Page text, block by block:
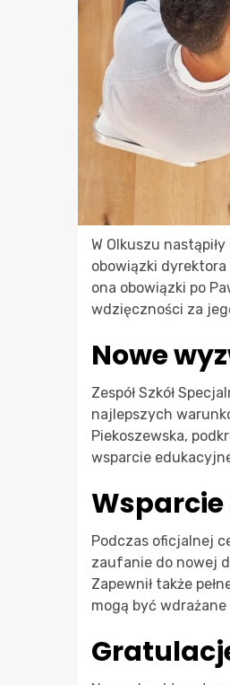
W Olkuszu
obowiązki
ona obowiązki po
wdzięczności za
Nowe
Zespół Szkół
najlepszych
Piekoszewska,
wsparcie
Wsparcie
Podczas oficjalnej
zaufanie do nowej
Zapewnił także
mogą być